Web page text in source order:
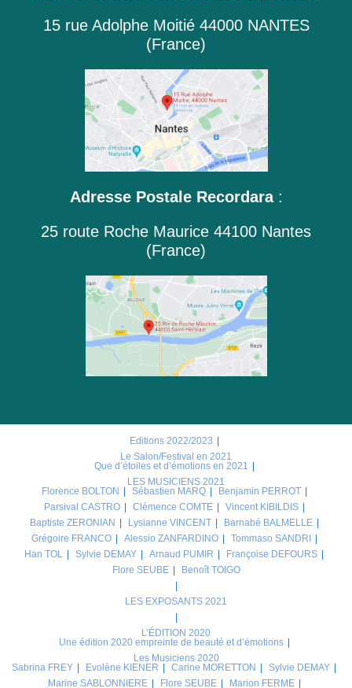
15 rue Adolphe Moitié 44000 NANTES
(France)
Adresse Postale Recordara:
25 route Roche Maurice 44100 Nantes
(France)
Editions 2022/2023
Le Salon/Festival en 2021
Que d’étoiles et d’émotions en 2021
LES MUSICIENS 2021
Florence BOLTON
Sébastien MARQ
Benjamin PERROT
Parsival CASTRO
Clémence COMTE
Vincent KIBILDIS
Baptiste ZERONIAN
Lysianne VINCENT
Barnabé BALMELLE
Grégoire FRANCO
Alessio ZANFARDINO
Tommaso SANDRI
Han TOL
Sylvie DEMAY Arnaud PUMIR
Françoise DEFOURS
Flore SEUBE
Benoît TOIGO
LES EXPOSANTS 2021
L’ÉDITION 2020
Une édition 2020 empreinte de beauté et d’émotions
Les Musiciens 2020
Sabrina FREY
Evolène KIENER Carine MORETTON
Sylvie DEMAY
Marine SABLONNIERE
Flore SEUBE Marion FERME